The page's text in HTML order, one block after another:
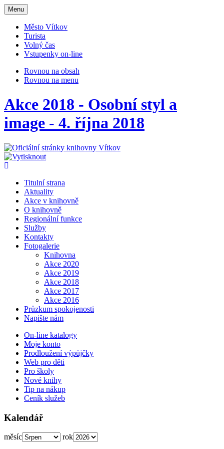
Otevřit
navigaci
Menu
Město Vítkov
Turista
Volný čas
Vstupenky on-line
Rovnou na obsah
Rovnou na menu
Akce 2018 - Osobní styl a
image - 4. října 2018
Titulní strana
Aktuality
Akce v knihovně
O knihovně
Regionální funkce
Služby
Kontakty
Fotogalerie
Knihovna
Akce 2020
Akce 2019
Akce 2018
Akce 2017
Akce 2016
Průzkum spokojenosti
Napište nám
On-line katalogy
Moje konto
Prodloužení výpůjčky
Web pro děti
Pro školy
Nové knihy
Tip na nákup
Ceník služeb
Kalendář
měsíc rok